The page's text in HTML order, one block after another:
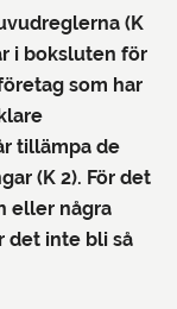
(K
i boksluten för
som har
tillämpa de
(K 2). För det
eller några
det inte bli så